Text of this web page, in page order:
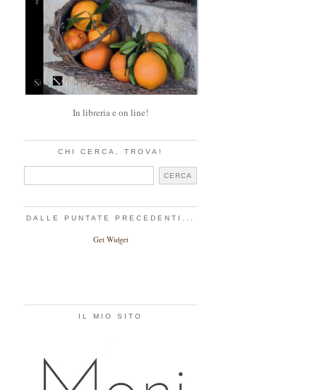
In libreria e on line!
CHI CERCA, TROVA!
DALLE PUNTATE PRECEDENTI...
Get Widget
IL MIO SITO